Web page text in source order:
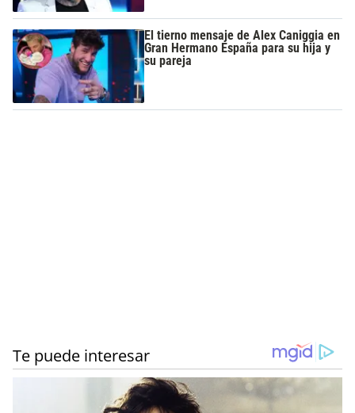
El tierno mensaje de Alex Caniggia en
Gran Hermano España para su hija y
su pareja